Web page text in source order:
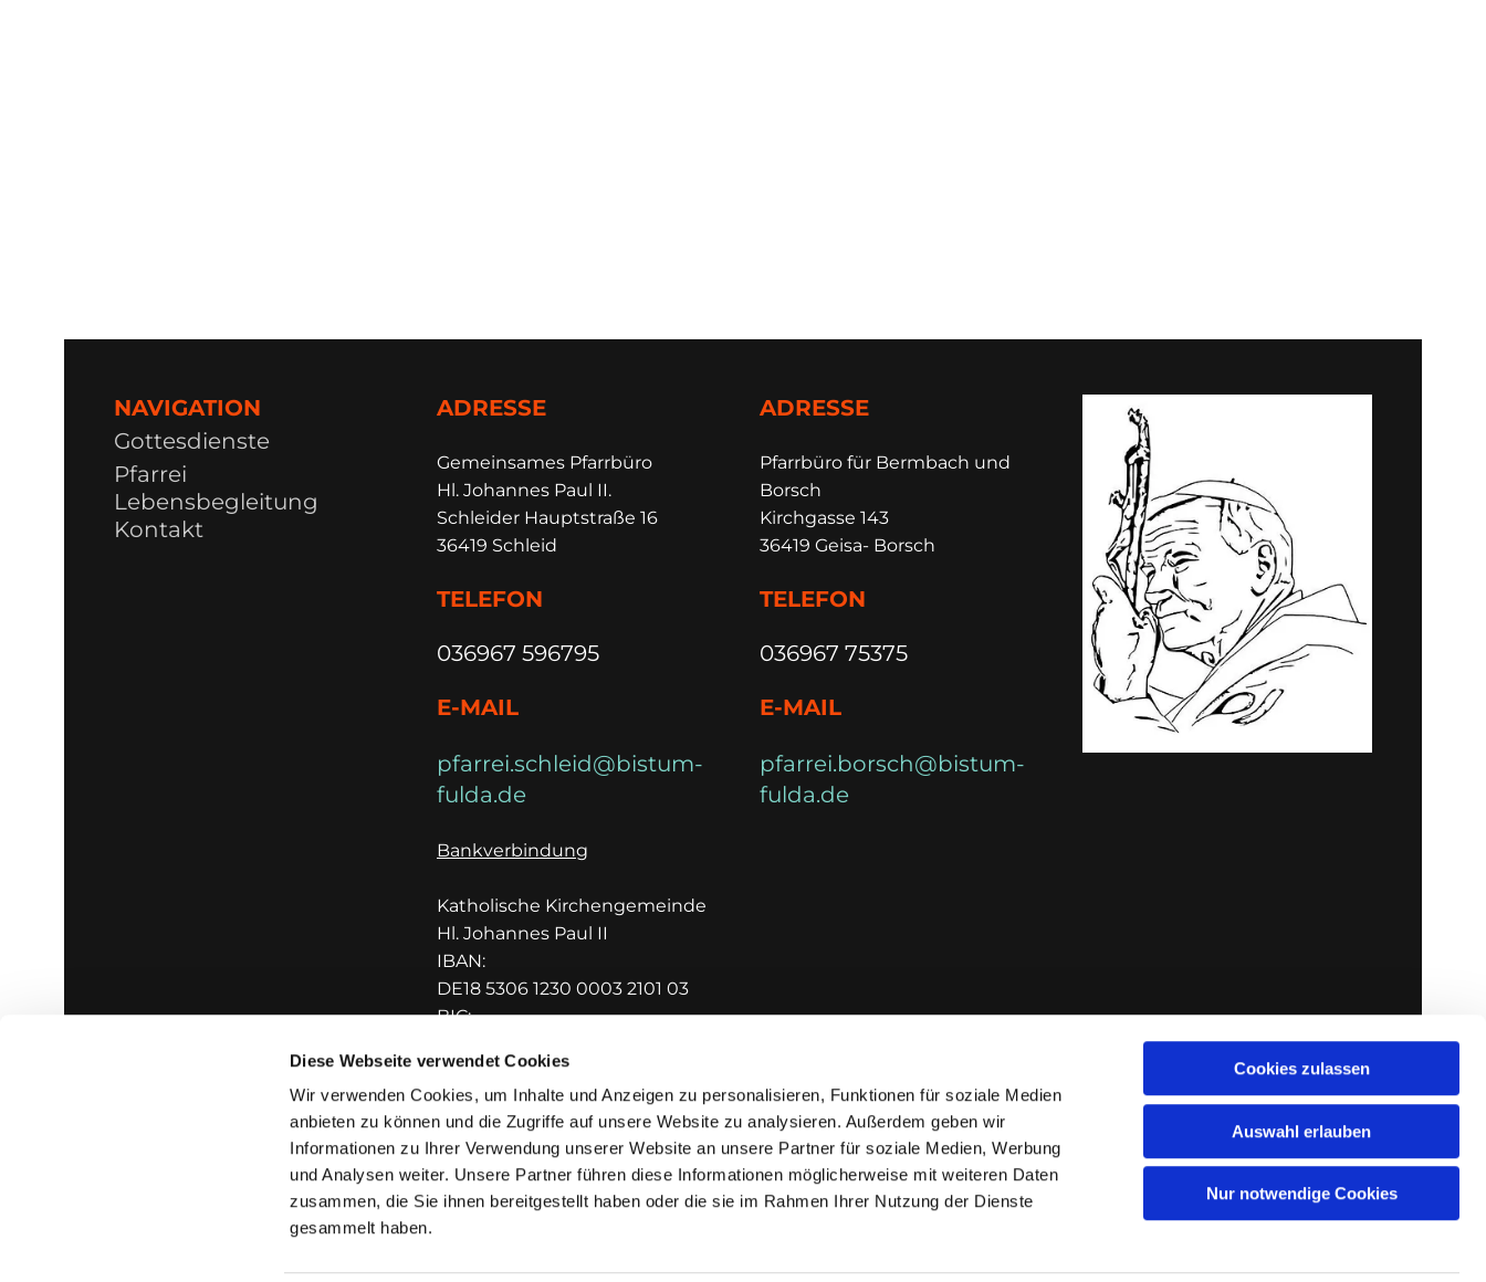
Diese Webseite verwendet Cookies
Wir verwenden Cookies, um Inhalte und Anzeigen zu personalisieren, Funktionen für soziale Medien
anbieten zu können und die Zugriffe auf unsere Website zu analysieren. Außerdem geben wir
Informationen zu Ihrer Verwendung unserer Website an unsere Partner für soziale Medien, Werbung
und Analysen weiter. Unsere Partner führen diese Informationen möglicherweise mit weiteren Daten
zusammen, die Sie ihnen bereitgestellt haben oder die sie im Rahmen Ihrer Nutzung der Dienste
gesammelt haben.
Cookies zulassen
Auswahl erlauben
Nur notwendige Cookies
NAVIGATION
Gottesdienste
Pfarrei
Lebensbegleitung
Kontakt
ADRESSE
Gemeinsames Pfarrbüro
Hl. Johannes Paul II.
Schleider Hauptstraße 16
36419 Schleid
TELEFON
036967 596795
E-MAIL
pfarrei.schleid@bistum-
fulda.de
Bankverbindung
Katholische Kirchengemeinde
Hl. Johannes Paul II
IBAN:
DE18 5306 1230 0003 2101 03
BIC:
ADRESSE
Pfarrbüro für Bermbach und
Borsch
Kirchgasse 143
36419 Geisa- Borsch
TELEFON
036967 75375
E-MAIL
pfarrei.borsch@bistum-
fulda.de
Impressum Datenschutzerklärung ChurchDesk-Login